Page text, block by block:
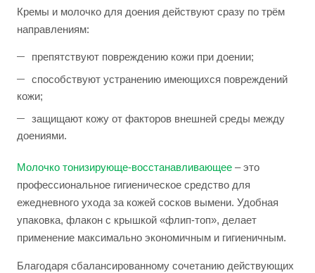
Кремы и молочко для доения действуют сразу по трём
направлениям:
препятствуют повреждению кожи при доении;
способствуют устранению имеющихся повреждений
кожи;
защищают кожу от факторов внешней среды между
доениями.
Молочко тонизирующе-восстанавливающее – это
профессиональное гигиеническое средство для
ежедневного ухода за кожей сосков вымени. Удобная
упаковка, флакон с крышкой «флип-топ», делает
применение максимально экономичным и гигиеничным.
Благодаря сбалансированному сочетанию действующих